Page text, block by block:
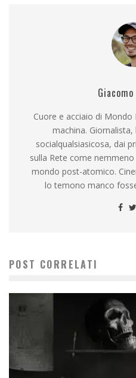
Cuore e acciaio di
machina.
socialqualsiasicosa, dai
sulla Rete come
mondo post-atomico.
lo temono manco
POST CORRELATI